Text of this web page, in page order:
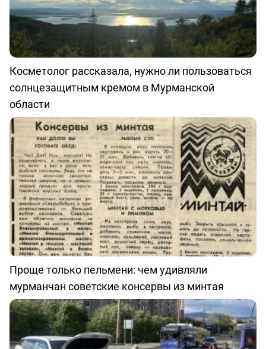
Косметолог рассказала, нужно ли пользоваться
солнцезащитным кремом в Мурманской
области
Проще только пельмени: чем удивляли
мурманчан советские консервы из минтая